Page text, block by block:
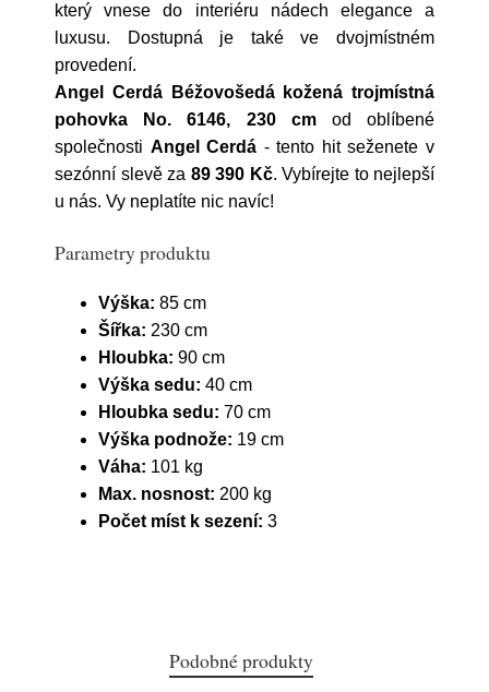
který vnese do interiéru nádech elegance a
luxusu. Dostupná je také ve dvojmístném
provedení.
Angel Cerdá Béžovošedá kožená trojmístná
pohovka No. 6146, 230 cmod oblíbené
společnosti Angel Cerdá - tento hit seženete v
sezónní slevě za 89 390 Kč. Vybírejte to nejlepší
u nás. Vy neplatíte nic navíc!
Parametry produktu
Výška: 85 cm
Šířka: 230 cm
Hloubka: 90 cm
Výška sedu: 40 cm
Hloubka sedu: 70 cm
Výška podnože: 19 cm
Váha: 101 kg
Max. nosnost: 200 kg
Počet míst k sezení: 3
Podobné produkty